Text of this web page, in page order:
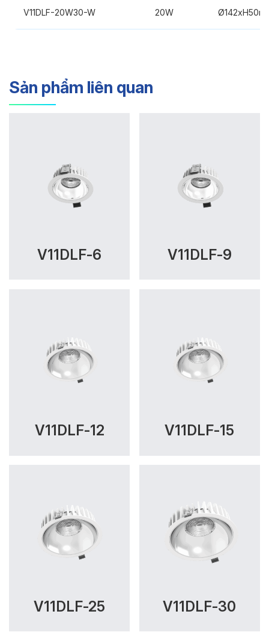
V11DLF-20W30-W 20W
Sản phẩm liên quan
V11DLF-6 V11DLF-9
V11DLF-12 V11DLF-15
V11DLF-25 V11DLF-30